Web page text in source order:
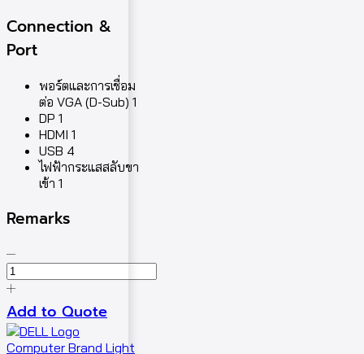
Connection &
Port
พอร์ตและการเชื่อม
ต่อ VGA (D-Sub) 1
DP 1
HDMI 1
USB 4
ไฟฟ้ากระแสสลับขา
เข้า 1
Remarks
Add to Quote